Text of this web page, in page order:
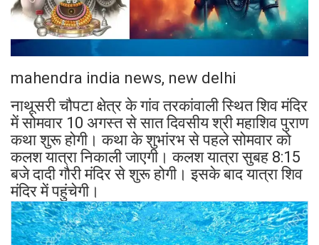
mahendra india news, new delhi
नाथूसरी चौपटा क्षेत्र के गांव तरकांवाली स्थित शिव मंदिर
में सोमवार 10 अगस्त से सात दिवसीय श्री महाशिव पुराण
कथा शुरू होगी। कथा के शुभांरभ से पहले सोमवार को
कलश यात्रा निकाली जाएगी। कलश यात्रा सुबह 8:15
बजे दादी गौरी मंदिर से शुरू होगी। इसके बाद यात्रा शिव
मंदिर में पहुंचेगी।